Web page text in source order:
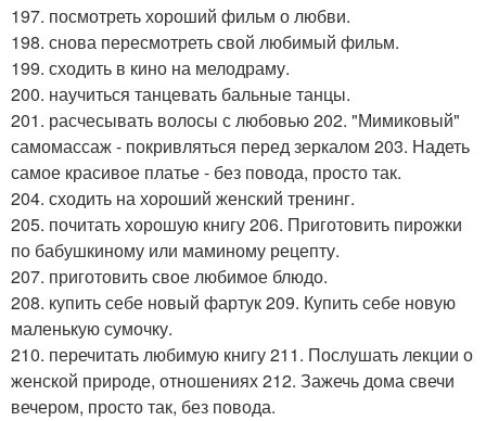
197. посмотреть хороший фильм о любви.
198. снова пересмотреть свой любимый фильм.
199. сходить в кино на мелодраму.
200. научиться танцевать бальные танцы.
201. расчесывать волосы с любовью 202. "Мимиковый"
самомассаж - покривляться перед зеркалом 203. Надеть
самое красивое платье - без повода, просто так.
204. сходить на хороший женский тренинг.
205. почитать хорошую книгу 206. Приготовить пирожки
по бабушкиному или маминому рецепту.
207. приготовить свое любимое блюдо.
208. купить себе новый фартук 209. Купить себе новую
маленькую сумочку.
210. перечитать любимую книгу 211. Послушать лекции о
женской природе, отношениях 212. Зажечь дома свечи
вечером, просто так, без повода.